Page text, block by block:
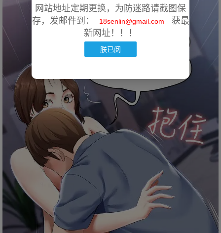
网站地址定期更换，为防迷路请截图保
存，发邮件到：
18senlin@gmail.com
获最
新网址！！！
朕已阅